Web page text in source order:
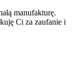
manufakturę.
Ci za zaufanie i